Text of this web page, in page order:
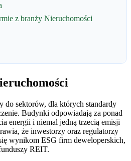
z branży Nieruchomości
do sektorów, dla których standardy
Budynki odpowiadają za ponad
energii i niemal jedną trzecią emisji
że inwestorzy oraz regulatorzy
wynikom ESG firm deweloperskich,
REIT.